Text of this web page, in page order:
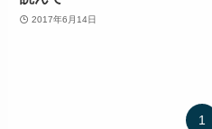
2017年6月14日
1